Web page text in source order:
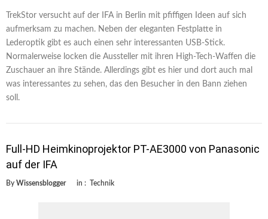
TrekStor versucht auf der IFA in Berlin mit pfiffigen Ideen auf sich
aufmerksam zu machen. Neben der eleganten Festplatte in
Lederoptik gibt es auch einen sehr interessanten USB-Stick.
Normalerweise locken die Aussteller mit ihren High-Tech-Waffen die
Zuschauer an ihre Stände. Allerdings gibt es hier und dort auch mal
was interessantes zu sehen, das den Besucher in den Bann ziehen
soll.
Full-HD Heimkinoprojektor PT-AE3000 von Panasonic
auf der IFA
By Wissensblogger in : Technik